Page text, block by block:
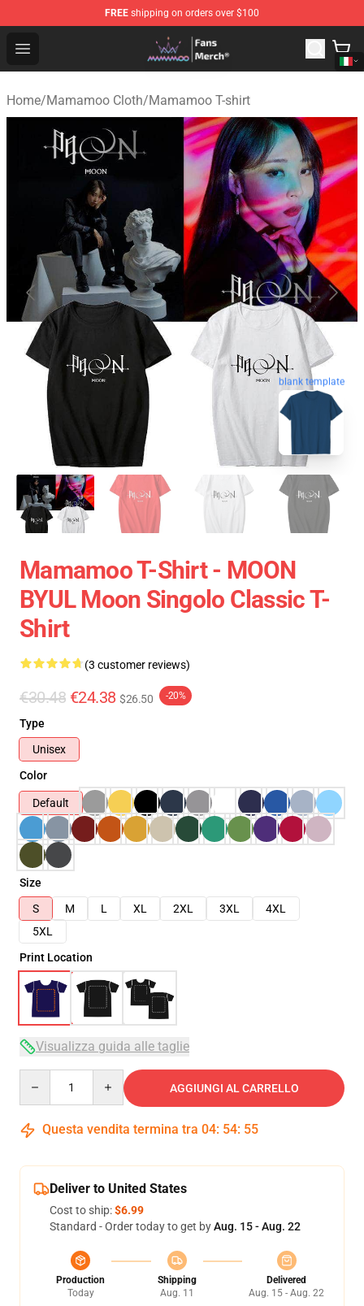
FREE shipping on orders over $100
Open menu
Mamamoo Store - Official Mamamoo Merchandise Shop
Home/Mamamoo Cloth/Mamamoo T-shirt
blank template
Mamamoo T-Shirt - MOON
BYUL Moon Singolo Classic T-
Shirt
(3 customer reviews)
€30.48 €24.38 $26.50 -20%
Type
Unisex
Color
Default
Size
S
M L XL 2XL 3XL
4XL
5XL
Print Location
Visualizza guida alle taglie
AGGIUNGI AL CARRELLO
Questa vendita termina tra 04: 54: 54
Deliver to United States
Cost to ship:$6.99
Standard - Order today to get byAug. 15 - Aug. 22
Production
Today
Shipping
Aug. 11
Delivered
Aug. 15 - Aug. 22